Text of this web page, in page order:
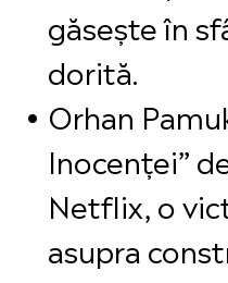
găsește în
dorită.
Orhan
Inocenței”
Netflix, o
asupra